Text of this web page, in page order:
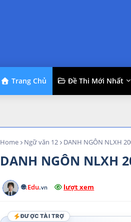
Trang Chủ Đề Thi Mới Nhất
Home Ngữ văn 12 DANH NGÔN NLXH
DANH NGÔN NLXH
🌐.Edu.vn lượt xem
ĐƯỢC TÀI TRỢ